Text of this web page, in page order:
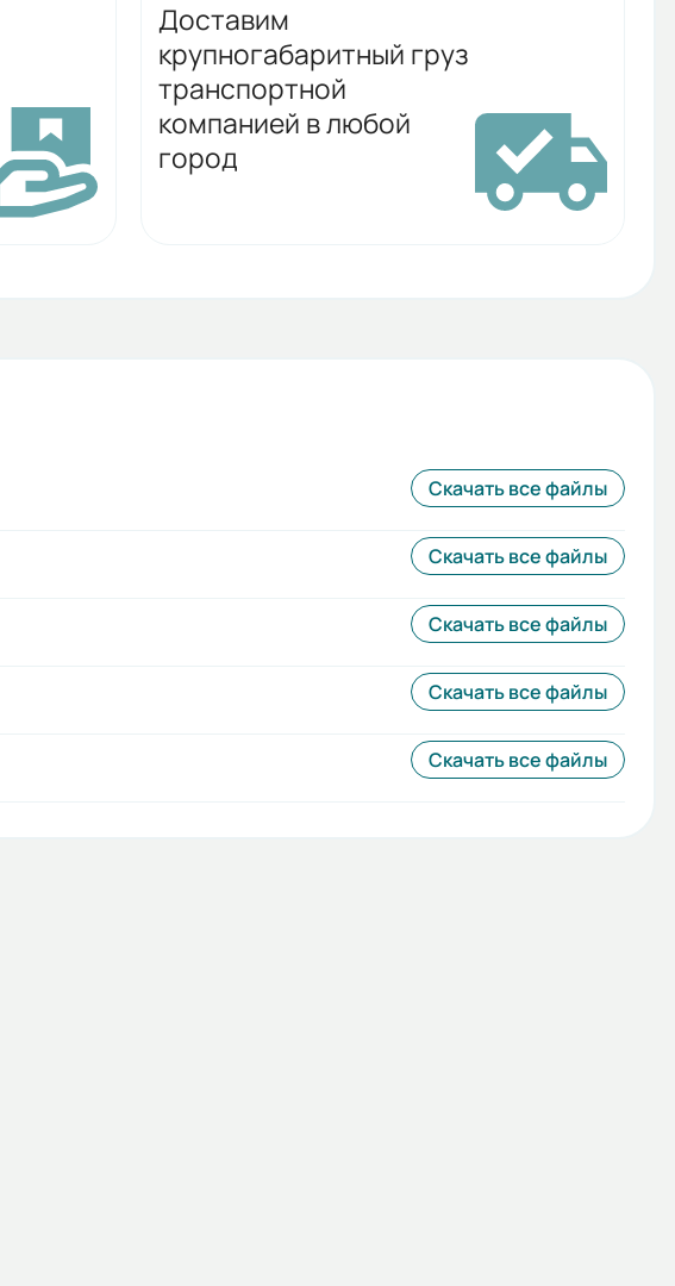
Доставим
крупногабаритный груз
транспортной
компанией в любой
город
Скачать все файлы
Скачать все файлы
Скачать все файлы
Скачать все файлы
Скачать все файлы